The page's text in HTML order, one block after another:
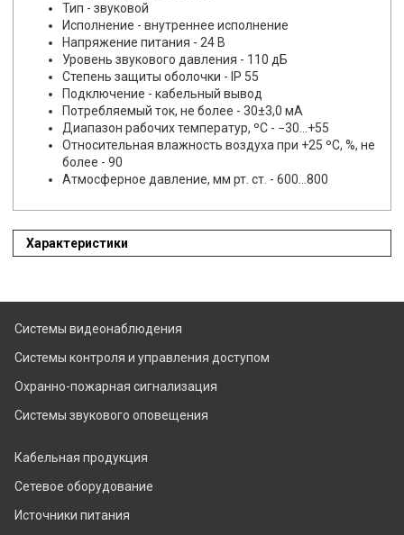
Тип - звуковой
Исполнение - внутреннее исполнение
Напряжение питания - 24 В
Уровень звукового давления - 110 дБ
Степень защиты оболочки - IP 55
Подключение - кабельный вывод
Потребляемый ток, не более - 30±3,0 мА
Диапазон рабочих температур, ºС - −30…+55
Относительная влажность воздуха при +25 ºС, %, не
более - 90
Атмосферное давление, мм рт. ст. - 600…800
Характеристики
Системы видеонаблюдения
Системы контроля и управления доступом
Охранно-пожарная сигнализация
Системы звукового оповещения
Кабельная продукция
Сетевое оборудование
Источники питания